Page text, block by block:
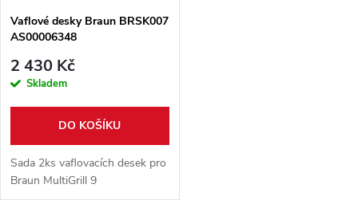
Vaflové desky Braun BRSK007
AS00006348
2 430 Kč
Skladem
DO KOŠÍKU
Sada 2ks vaflovacích desek pro
Braun MultiGrill 9